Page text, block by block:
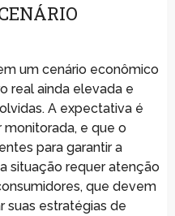
um cenário econômico
real ainda elevada e
A expectativa é
e que o
para garantir a
situação requer atenção
que devem
suas estratégias de